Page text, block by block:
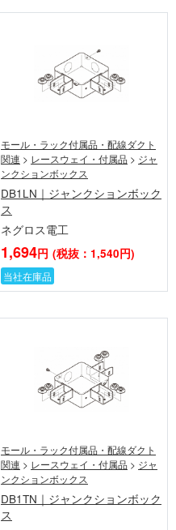
モール・ラック付属品・配線ダクト
関連 > レースウェイ・付属品 > ジャ
ンクションボックス
DB1LN｜ジャンクションボック
ス
ネグロス電工
1,694円 (税抜：1,540円)
当社在庫品
モール・ラック付属品・配線ダクト
関連 > レースウェイ・付属品 > ジャ
ンクションボックス
DB1TN｜ジャンクションボック
ス